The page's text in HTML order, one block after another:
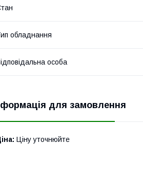
обладнання
особа
для замовлення
Ціну уточнюйте